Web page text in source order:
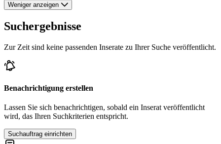
Weniger anzeigen
Suchergebnisse
Zur Zeit sind keine passenden Inserate zu Ihrer Suche veröffentlicht.
Benachrichtigung erstellen
Lassen Sie sich benachrichtigen, sobald ein Inserat veröffentlicht
wird, das Ihren Suchkriterien entspricht.
Suchauftrag einrichten